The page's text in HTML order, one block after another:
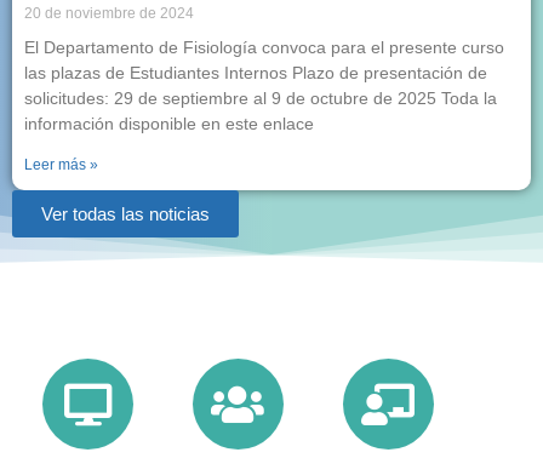
20 de noviembre de 2024
El Departamento de Fisiología convoca para el presente curso
las plazas de Estudiantes Internos Plazo de presentación de
solicitudes: 29 de septiembre al 9 de octubre de 2025 Toda la
información disponible en este enlace
Leer más »
Ver todas las noticias